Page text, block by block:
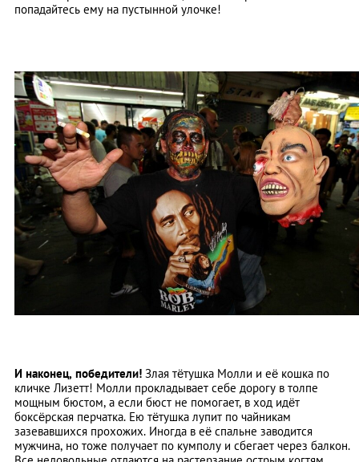
попадайтесь ему на пустынной улочке!
И наконец, победители! Злая тётушка Молли и её кошка по
кличке Лизетт! Молли прокладывает себе дорогу в толпе
мощным бюстом, а если бюст не помогает, в ход идёт
боксёрская перчатка. Ею тётушка лупит по чайникам
зазевавшихся прохожих. Иногда в её спальне заводится
мужчина, но тоже получает по кумполу и сбегает через балкон.